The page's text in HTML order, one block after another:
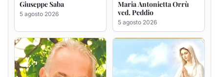
Giuseppe Deiana
5 agosto 2026
Rosa Maria Usai ved.
D'Attellis
5 agosto 2026